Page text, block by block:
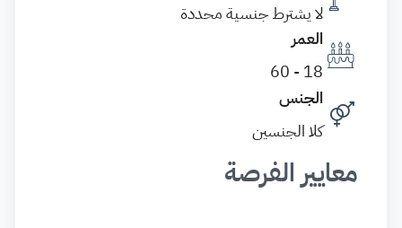
لا يشترط جنسية محددة
العمر
18 - 60
الجنس
كلا الجنسين
معايير الفرصة